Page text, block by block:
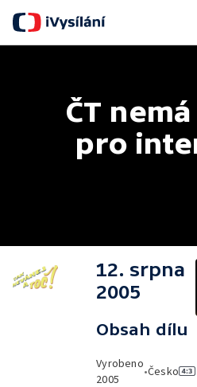
ČT
pro
12. srpna
2005
Obsah dílu
Vyrobeno
2005
•Česko